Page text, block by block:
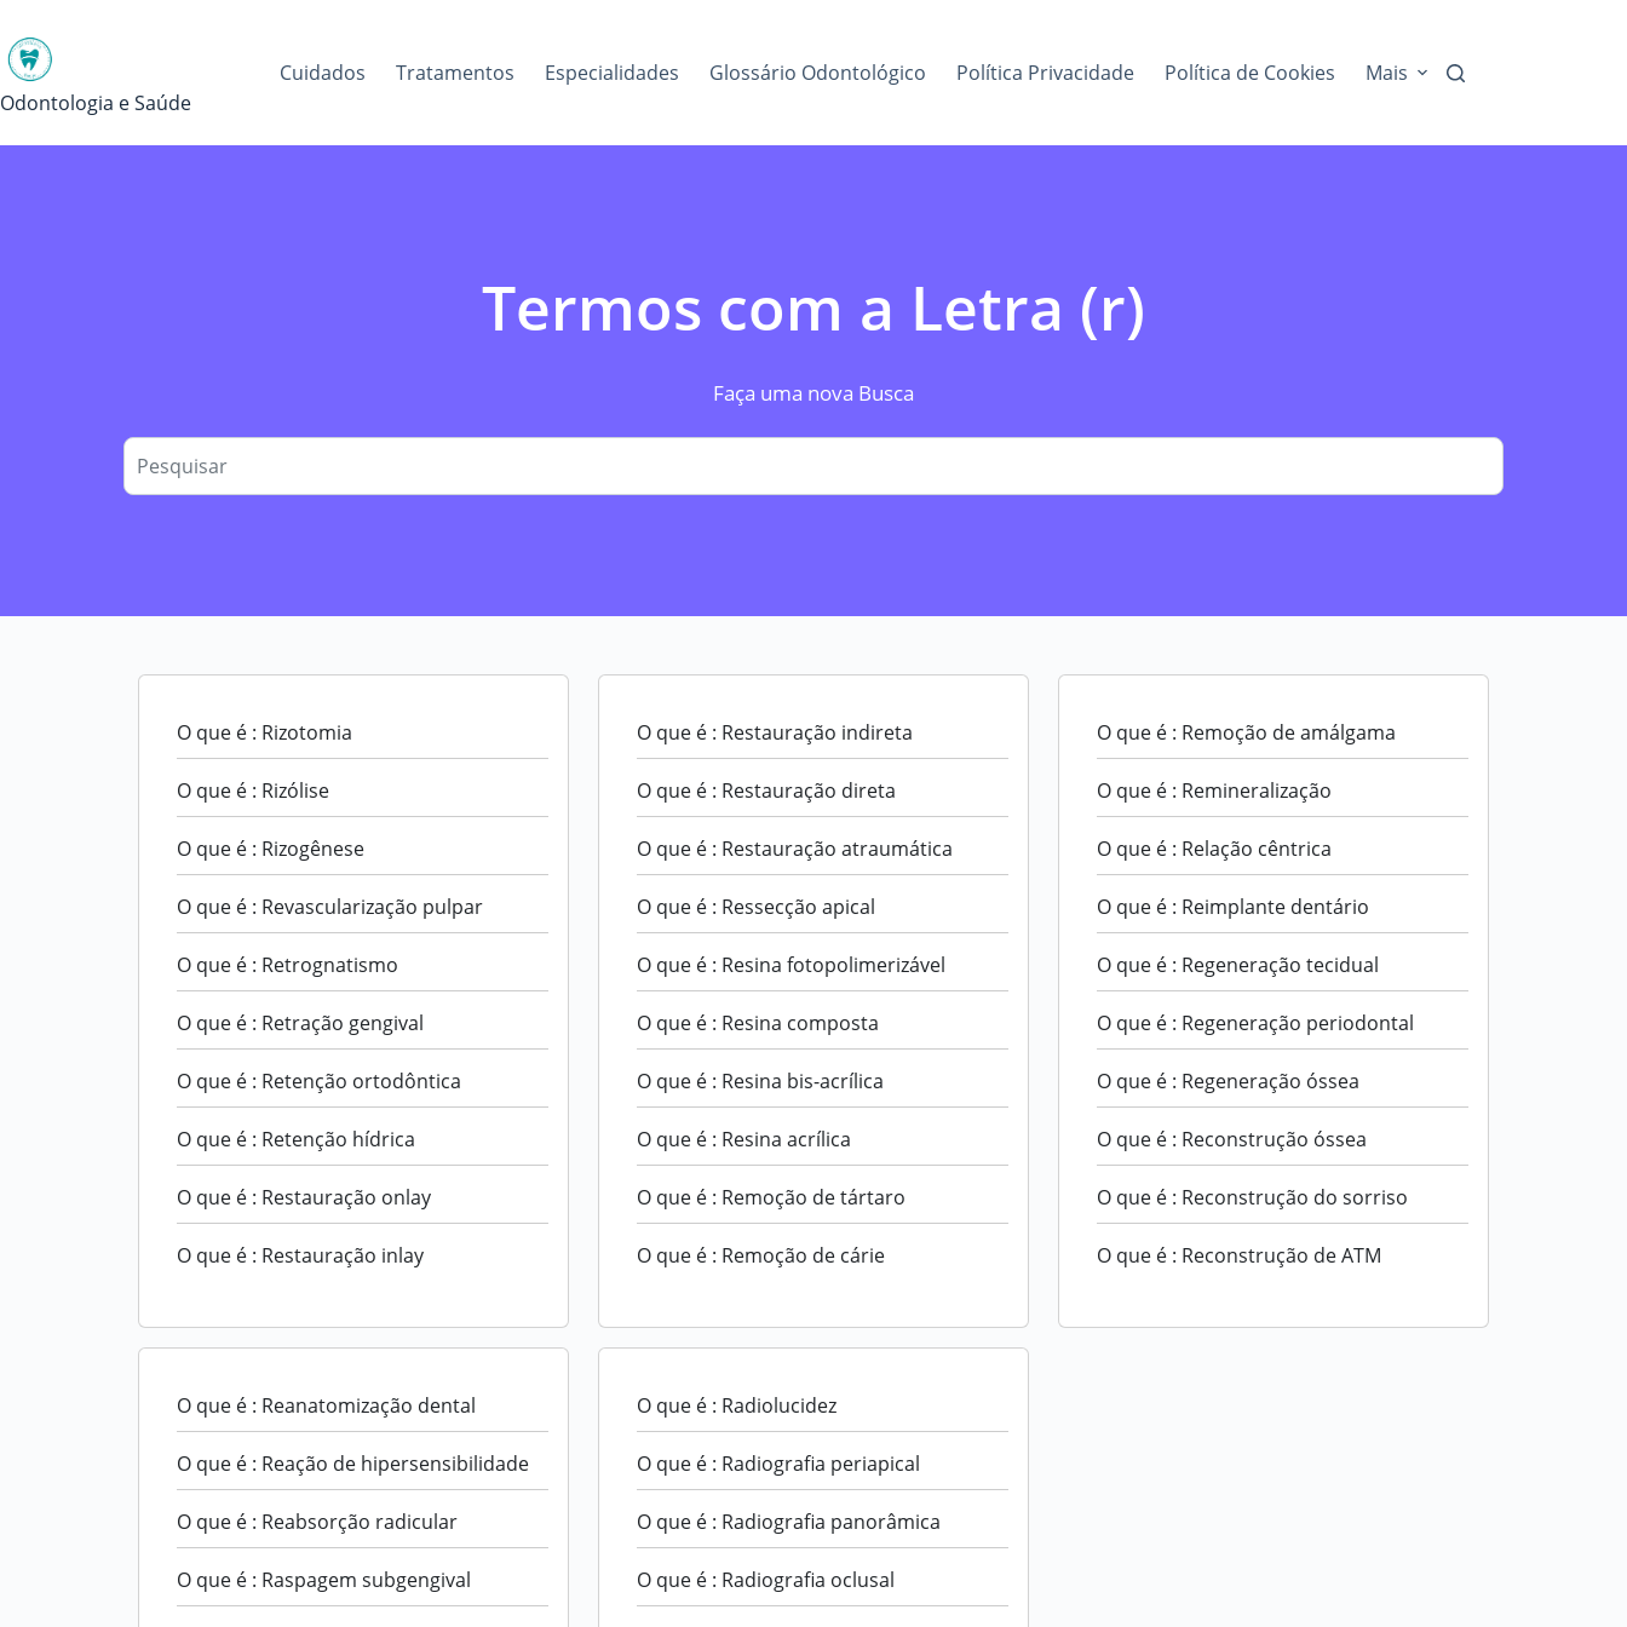
para
o
conteúdo
Odontologia e Saúde
Cuidados Tratamentos Especialidades Glossário Odontológico Política Privacidade Política de Cookies Mais
Termos com a Letra (r)
Faça uma nova Busca
O que é : Rizotomia
O que é : Rizólise
O que é : Rizogênese
O que é : Revascularização pulpar
O que é : Retrognatismo
O que é : Retração gengival
O que é : Retenção ortodôntica
O que é : Retenção hídrica
O que é : Restauração onlay
O que é : Restauração inlay
O que é : Restauração indireta
O que é : Restauração direta
O que é : Restauração atraumática
O que é : Ressecção apical
O que é : Resina fotopolimerizável
O que é : Resina composta
O que é : Resina bis-acrílica
O que é : Resina acrílica
O que é : Remoção de tártaro
O que é : Remoção de cárie
O que é : Remoção de amálgama
O que é : Remineralização
O que é : Relação cêntrica
O que é : Reimplante dentário
O que é : Regeneração tecidual
O que é : Regeneração periodontal
O que é : Regeneração óssea
O que é : Reconstrução óssea
O que é : Reconstrução do sorriso
O que é : Reconstrução de ATM
O que é : Reanatomização dental
O que é : Reação de hipersensibilidade
O que é : Reabsorção radicular
O que é : Raspagem subgengival
O que é : Radiolucidez
O que é : Radiografia periapical
O que é : Radiografia panorâmica
O que é : Radiografia oclusal